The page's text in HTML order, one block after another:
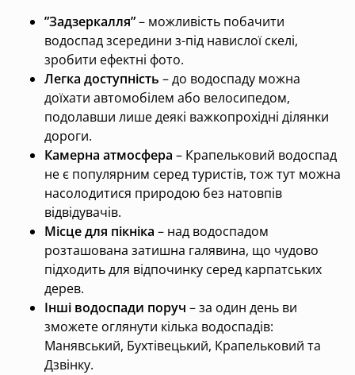
”Задзеркалля”– можливість побачити
водоспад зсередини з-під навислої скелі,
зробити ефектні фото.
Легка доступність – до водоспаду можна
доїхати автомобілем або велосипедом,
подолавши лише деякі важкопрохідні ділянки
дороги.
Камерна атмосфера – Крапельковий водоспад
не є популярним серед туристів, тож тут можна
насолодитися природою без натовпів
відвідувачів.
Місце для пікніка – над водоспадом
розташована затишна галявина, що чудово
підходить для відпочинку серед карпатських
дерев.
Інші водоспади поруч – за один день ви
зможете оглянути кілька водоспадів:
Манявський, Бухтівецький, Крапельковий та
Дзвінку.